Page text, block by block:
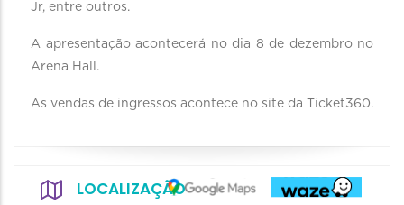
Jr, entre outros.
A apresentação acontecerá no dia 8 de dezembro no
Arena Hall.
As vendas de ingressos acontece no site da Ticket360.
LOCALIZAÇÃO